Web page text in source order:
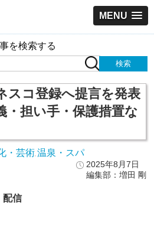
MENU
を検索する
スコ登録へ提言を発表
・担い手・保護措置な
・芸術 温泉・スパ
2025年8月7日
編集部：増田 剛
配信